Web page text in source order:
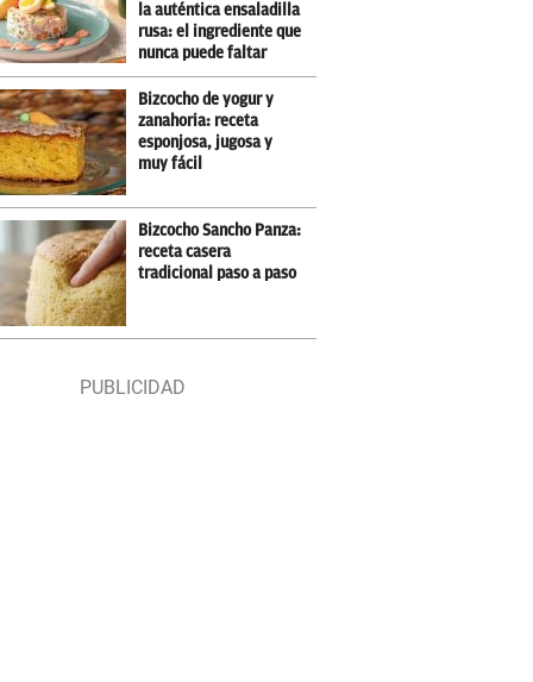
la auténtica ensaladilla
rusa: el ingrediente que
nunca puede faltar
Bizcocho de yogur y
zanahoria: receta
esponjosa, jugosa y
muy fácil
Bizcocho Sancho Panza:
receta casera
tradicional paso a paso